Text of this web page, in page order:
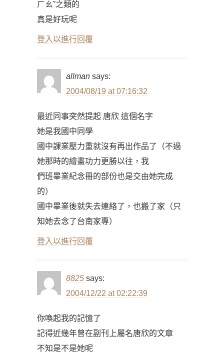
ㄏㄠˇ之類的
真是好玩呢
登入以進行回覆
allman says:
2004/08/19 at 07:16:32
最近同事突然提起 唐欣 這個名字
她是我國中同學
國中課業壓力重就沒有再出作品了（不過
她那時的繪畫功力更勝以往，我
們班畢業紀念冊的部份也是交由她完成
的）
國中畢業後就失去連絡了，也搬了家（只
知她去念了台南家專）
登入以進行回覆
8825 says:
2004/12/22 at 02:22:39
你喚起我的記憶了
記得近幾年曾在副刊上屬名唐欣的文章
不知是不是她呢